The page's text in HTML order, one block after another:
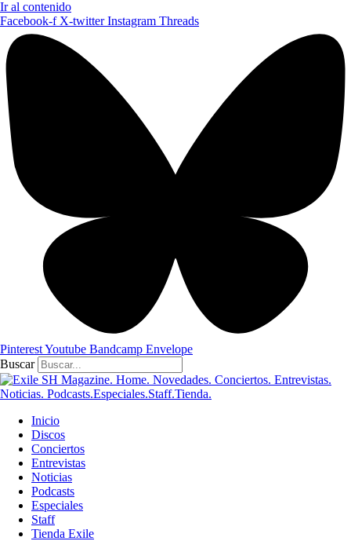
Ir al contenido
Facebook-f X-twitter Instagram Threads
PinterestYoutube Bandcamp Envelope
Buscar
Inicio
Discos
Conciertos
Entrevistas
Noticias
Podcasts
Especiales
Staff
Tienda Exile